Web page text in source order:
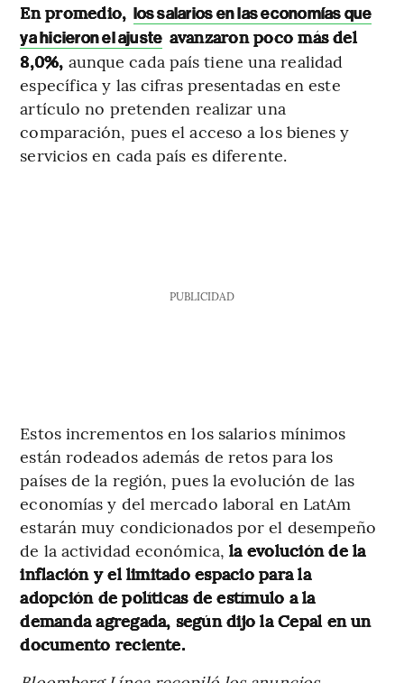
En promedio, los salarios en las economías que
ya hicieron el ajuste avanzaron poco más del
8,0%, aunque cada país tiene una realidad
específica y las cifras presentadas en este
artículo no pretenden realizar una
comparación, pues el acceso a los bienes y
servicios en cada país es diferente.
PUBLICIDAD
Estos incrementos en los salarios mínimos
están rodeados además de retos para los
países de la región, pues la evolución de las
economías y del mercado laboral en LatAm
estarán muy condicionados por el desempeño
de la actividad económica, la evolución de la
inflación y el limitado espacio para la
adopción de políticas de estímulo a la
demanda agregada, según dijo la Cepal en un
documento reciente.